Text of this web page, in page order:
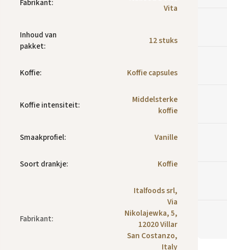
Fabrikant:
Vita
Inhoud van
pakket: 12 stuks
Koffie: Koffie capsules
Koffie intensiteit:
Middelsterke
koffie
Smaakprofiel: Vanille
Soort drankje: Koffie
Fabrikant:
Italfoods srl,
Via
Nikolajewka, 5,
12020 Villar
San Costanzo,
Italy